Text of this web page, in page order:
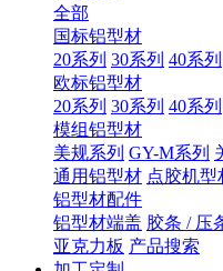
全部
国标铝型材
20系列 30系列 40系列
欧标铝型材
20系列 30系列 40系列
模组铝型材
美规系列 GY-M系列
通用铝型材 点胶机型
铝型材配件
铝型材端盖 胶条 / 压
亚克力板 产品搜索